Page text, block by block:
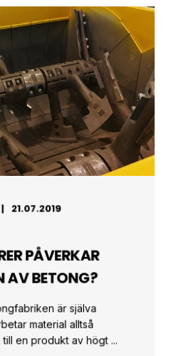
21.07.2019
PÅVERKAR
AV BETONG?
är själva
material alltså
en produkt av högt ...